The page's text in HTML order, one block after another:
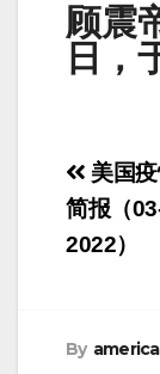
顾震
日，
Post
美国
简报（
2022）
By